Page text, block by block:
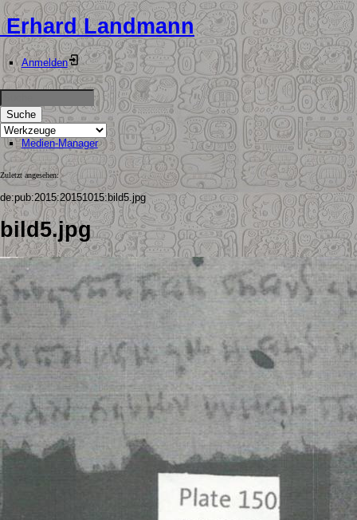
Erhard Landmann
Anmelden
Suche
Medien-Manager
Zuletzt angesehen:
de:pub:2015:20151015:bild5.jpg
bild5.jpg